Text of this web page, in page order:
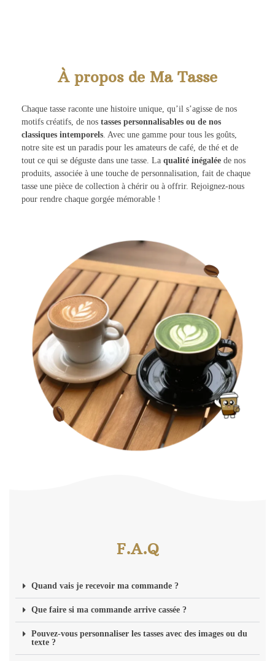
À propos de Ma Tasse
Chaque tasse raconte une histoire unique, qu’il s’agisse de nos
motifs créatifs, de nos tasses personnalisables ou de nos
classiques intemporels . Avec une gamme pour tous les goûts,
notre site est un paradis pour les amateurs de café, de thé et de
tout ce qui se déguste dans une tasse. La qualité inégalée de nos
produits, associée à une touche de personnalisation, fait de chaque
tasse une pièce de collection à chérir ou à offrir. Rejoignez-nous
pour rendre chaque gorgée mémorable !
F.A.Q
Quand vais je recevoir ma commande ?
Que faire si ma commande arrive cassée ?
Pouvez-vous personnaliser les tasses avec des images ou du
texte ?